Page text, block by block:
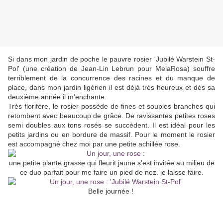
Si dans mon jardin de poche le pauvre rosier 'Jubilé Warstein St-
Pol' (une création de Jean-Lin Lebrun pour MelaRosa) souffre
terriblement de la concurrence des racines et du manque de
place, dans mon jardin ligérien il est déjà très heureux et dès sa
deuxième année il m'enchante.
Très florifère, le rosier possède de fines et souples branches qui
retombent avec beaucoup de grâce. De ravissantes petites roses
semi doubles aux tons rosés se succèdent. Il est idéal pour les
petits jardins ou en bordure de massif. Pour le moment le rosier
est accompagné chez moi par une petite achillée rose.
une petite plante grasse qui fleurit jaune s'est invitée au milieu de
ce duo parfait pour me faire un pied de nez. je laisse faire.
Belle journée !